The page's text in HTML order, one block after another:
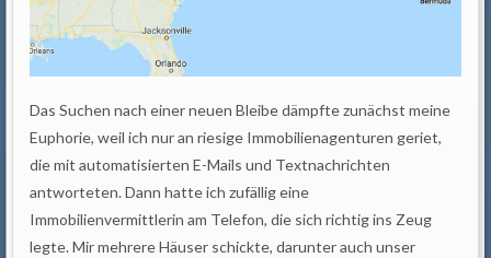
Das Suchen nach einer neuen Bleibe dämpfte zunächst meine
Euphorie, weil ich nur an riesige Immobilienagenturen geriet,
die mit automatisierten E-Mails und Textnachrichten
antworteten. Dann hatte ich zufällig eine
Immobilienvermittlerin am Telefon, die sich richtig ins Zeug
legte. Mir mehrere Häuser schickte, darunter auch unser